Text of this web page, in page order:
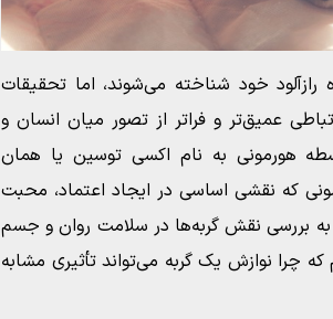
رازآلود خود شناخته می‌شوند، اما تحقیقات
عمیق‌تر و فراتر از تصور میان انسان و
هورمونی به نام اکسی توسین یا همان
که نقشی اساسی در ایجاد اعتماد، محبت
بررسی نقش گربه‌ها در سلامت روان و جسم
چرا نوازش یک گربه می‌تواند تأثیری مشابه